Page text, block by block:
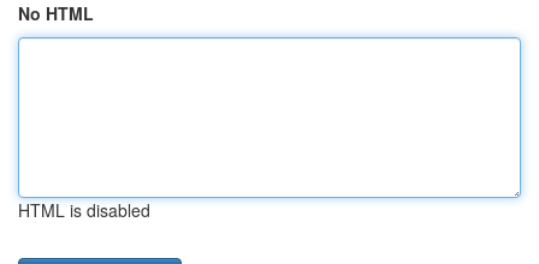
No HTML
HTML is disabled